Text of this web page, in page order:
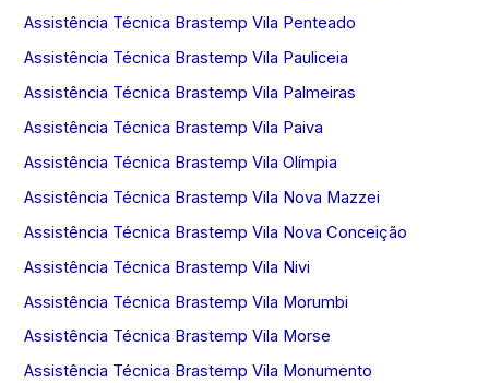
Assistência Técnica Brastemp Vila Penteado
Assistência Técnica Brastemp Vila Pauliceia
Assistência Técnica Brastemp Vila Palmeiras
Assistência Técnica Brastemp Vila Paiva
Assistência Técnica Brastemp Vila Olímpia
Assistência Técnica Brastemp Vila Nova Mazzei
Assistência Técnica Brastemp Vila Nova Conceição
Assistência Técnica Brastemp Vila Nivi
Assistência Técnica Brastemp Vila Morumbi
Assistência Técnica Brastemp Vila Morse
Assistência Técnica Brastemp Vila Monumento